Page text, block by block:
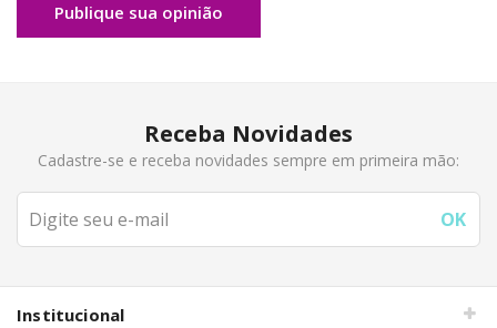
Publique sua opinião
Receba Novidades
Cadastre-se e receba novidades sempre em primeira mão:
Institucional